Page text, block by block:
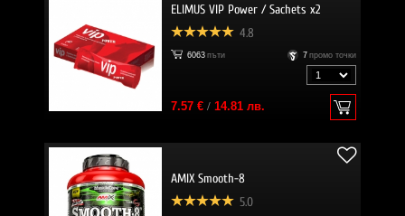
ELIMUS VIP Power / Sachets x2
4.8
6063 пъти 7 промо точки
7.57 €/ 14.81 лв.
AMIX Smooth-8
5.0